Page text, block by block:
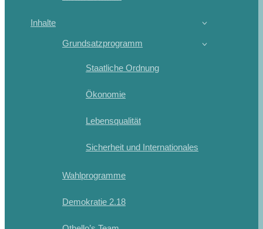
Inhalte
Grundsatzprogramm
Staatliche Ordnung
Ökonomie
Lebensqualität
Sicherheit und Internationales
Wahlprogramme
Demokratie 2.18